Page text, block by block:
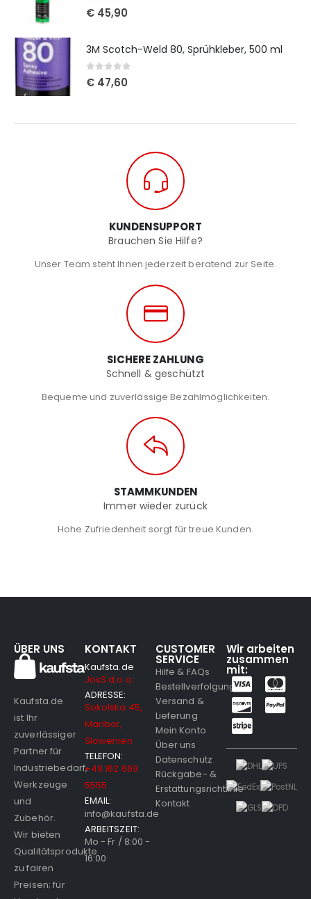
0out of 5
€ 45,90
3M Scotch-Weld 80, Sprühkleber, 500 ml
0out of 5
€ 47,60
KUNDENSUPPORT
Brauchen Sie Hilfe?
Unser Team steht Ihnen jederzeit beratend zur Seite.
SICHERE ZAHLUNG
Schnell & geschützt
Bequeme und zuverlässige Bezahlmöglichkeiten.
STAMMKUNDEN
Immer wieder zurück
Hohe Zufriedenheit sorgt für treue Kunden.
ÜBER UNS
Kaufsta.de
ist Ihr
zuverlässiger
Partner für
Industriebedarf,
Werkzeuge
und
Zubehör.
Wir bieten
Qualitätsprodukte
zu fairen
Preisen; für
KONTAKT
Kaufsta.de
JosS d.o.o.
ADRESSE:
Sokolska 45,
Maribor,
Slowenien
TELEFON:
+49 162 669
5555
EMAIL:
info@kaufsta.de
ARBEITSZEIT:
Mo - Fr / 8:00 -
16:00
CUSTOMER
SERVICE
Hilfe & FAQs
Bestellverfolgung
Versand &
Lieferung
Mein Konto
Über uns
Datenschutz
Rückgabe- &
Erstattungsrichtlinie
Kontakt
Wir arbeiten
zusammen
mit: